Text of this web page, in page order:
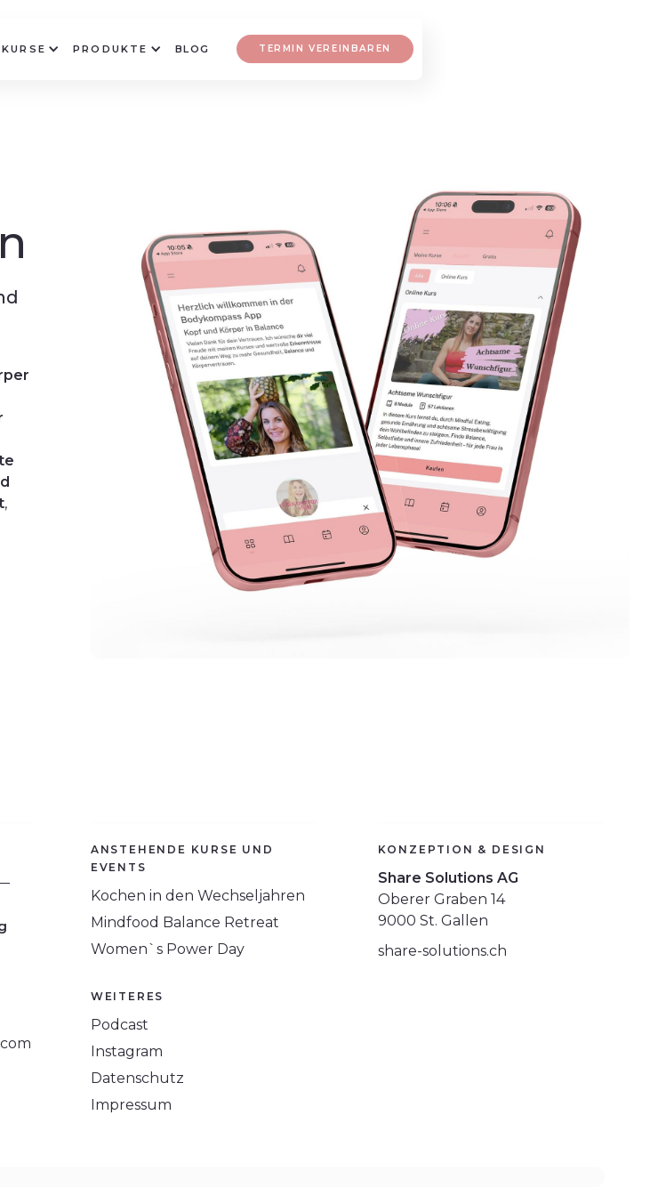
PRODUKTE BLOG TERMIN VEREINBAREN
,
ANSTEHENDE KURSE UND
EVENTS
Kochen in den Wechseljahren
Mindfood Balance Retreat
Women`s Power Day
WEITERES
Podcast
Instagram
Datenschutz
Impressum
KONZEPTION & DESIGN
Share Solutions AG
Oberer Graben 14
9000 St. Gallen
share-solutions.ch